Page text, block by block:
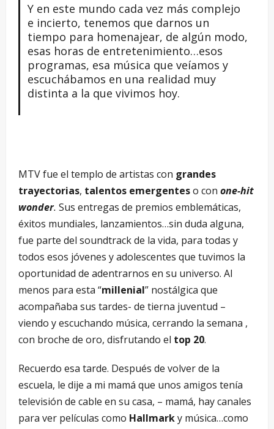
Y en este mundo cada vez más complejo
e incierto, tenemos que darnos un
tiempo para homenajear, de algún modo,
esas horas de entretenimiento…esos
programas, esa música que veíamos y
escuchábamos en una realidad muy
distinta a la que vivimos hoy.
MTV fue el templo de artistas con grandes
trayectorias, talentos emergenteso con one-hit
wonder. Sus entregas de premios emblemáticas,
éxitos mundiales, lanzamientos…sin duda alguna,
fue parte del soundtrack de la vida, para todas y
todos esos jóvenes y adolescentes que tuvimos la
oportunidad de adentrarnos en su universo. Al
menos para esta “millenial” nostálgica que
acompañaba sus tardes- de tierna juventud –
viendo y escuchando música, cerrando la semana ,
con broche de oro, disfrutando el top 20.
Recuerdo esa tarde. Después de volver de la
escuela, le dije a mi mamá que unos amigos tenía
televisión de cable en su casa, – mamá, hay canales
para ver películas como Hallmarky música…como